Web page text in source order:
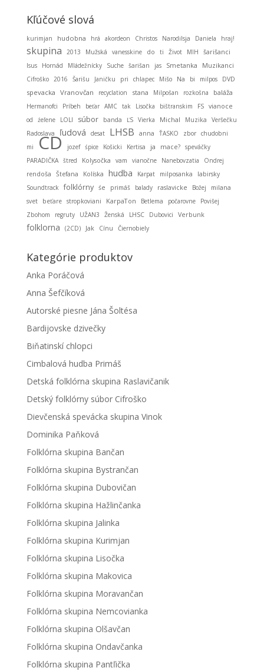
Kľúčové slová
kurimjan hudobna hrá akordeon Christos Narodilsja Daniela hraj!
skupina 2013 Mužská vanesskine do ti Život MIH
šarišanci
Isus
Hornád Mládežnícky Suche šarišan jas Smetanka Muzikanci
Cifroško 2016 Šarišu Janičku pri chlapec Mišo Na bi milpos DVD
spevacka Vranovčan recyclation stana Milpošan rozkošna baláža
Hermanofci Príbeh beťar AMC tak Lisočka bištranskim FS vianoce
od
źeľene LOLI súbor banda ĽS Vierka Michal Muzika
Veršečku
Radoslava
ľudová desat LHSB anna ŤASKO zbor chudobni
mi
CD jozef śpice Košicki Kertisa ja mace? speváčky
PARADIČKA štred Kolysočka vam vianočne Nanebovzatia
Ondrej
rendoša
Štefana Kolíska hudba Karpat milposanka
labirsky
Soundtrack
folklórny śe primáš balady raslavicke Božej
milana
svet
beťare stropkoviani KarpaTon Betlema počarovne
Povišej
Zbohom
regruty UŽAN3 Ženská LHSC Dubovici Verbunk
folklorna (2CD) Jak Cínu Čiernobiely
Kategórie produktov
Anka Poráčová
Anna Šefčíková
Autorské piesne Jána Šoltésa
Bardijovske dzivečky
Biňatinskí chlopci
Cimbalová hudba Primáš
Detská folklórna skupina Raslavičanik
Detský folklórny súbor Cifroško
Dievčenská spevácka skupina Vinok
Dominika Paňková
Folklórna skupina Bančan
Folklórna skupina Bystrančan
Folklórna skupina Dubovičan
Folklórna skupina Hažlinčanka
Folklórna skupina Jalinka
Folklórna skupina Kurimjan
Folklórna skupina Lisočka
Folklórna skupina Makovica
Folklórna skupina Moravančan
Folklórna skupina Nemcovianka
Folklórna skupina Olšavčan
Folklórna skupina Ondavčanka
Folklórna skupina Pantľička